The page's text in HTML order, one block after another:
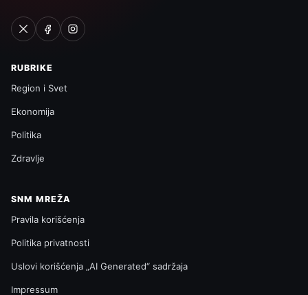
RUBRIKE
Region i Svet
Ekonomija
Politika
Zdravlje
SNM MREŽA
Pravila korišćenja
Politika privatnosti
Uslovi korišćenja „AI Generated“ sadržaja
Impressum